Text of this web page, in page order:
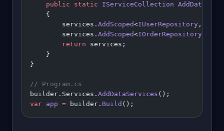
    public
static IServiceCollection
    {
        services.
AddScoped<IUserRepository ,
        services.
AddScoped<IOrderRepository
        return
services;
    }
}
// Program.cs
builder.Services. AddDataServices ();
var app = builder. Build ();